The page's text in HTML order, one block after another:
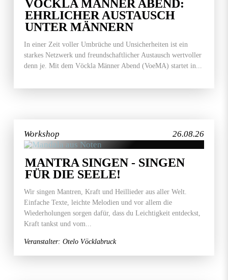
VÖCKLA MÄNNER ABEND:
EHRLICHER AUSTAUSCH
UNTER MÄNNERN
In einer Zeit voller Umbrüche und Unsicherheiten ist ein
starkes Netzwerk und freundschaftlicher Austausch wertvoller
denn je. Mit dem Vöckla Männer Abend (VoeMA) startet in...
26.08.26
Workshop
MANTRA SINGEN - SINGEN
FÜR DIE SEELE!
Wir singen Mantren, Kraft und Heillieder aus aller Welt.
Einfache Texte, leichte Melodien und vor allem die
Wiederholungen sorgen dafür, dass du Leichtigkeit entdeckst,
Kraft tankst und vom...
Veranstalter: Otelo Vöcklabruck